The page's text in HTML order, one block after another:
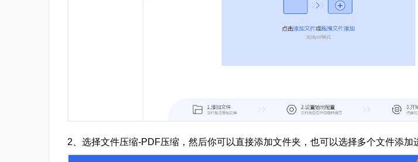
2、选择文件压缩-PDF压缩，然后你可以直接添加文件夹，也可以选择多个文件添加